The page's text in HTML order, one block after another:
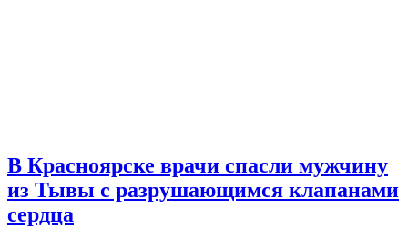
В Красноярске врачи спасли мужчину
из Тывы с разрушающимся клапанами
сердца